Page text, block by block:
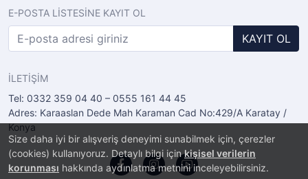
Size daha iyi bir alışveriş deneyimi sunabilmek için, çerezler
(cookies) kullanıyoruz. Detaylı bilgi içinkişisel verilerin
korunması hakkında aydınlatma metnini inceleyebilirsiniz.
E-POSTA LİSTESİNE KAYIT OL
KAYIT OL
İLETİŞİM
Tel: 0332 359 04 40 – 0555 161 44 45
Adres: Karaaslan Dede Mah Karaman Cad No:429/A Karatay /
Konya